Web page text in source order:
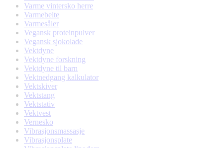
Varme vintersko herre
Varmebelte
Varmesåler
Vegansk proteinpulver
Vegansk sjokolade
Vektdyne
Vektdyne forskning
Vektdyne til barn
Vektnedgang kalkulator
Vektskiver
Vektstang
Vektstativ
Vektvest
Vernesko
Vibrasjonsmassasje
Vibrasjonsplate